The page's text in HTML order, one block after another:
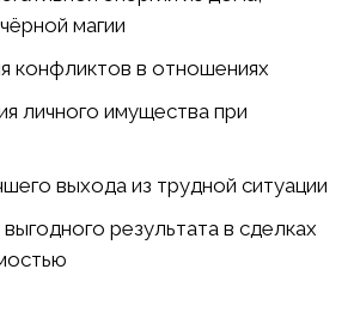
магии
конфликтов в отношениях
личного имущества при
выхода из трудной ситуации
результата в сделках